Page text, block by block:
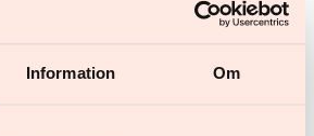
Information Om
por qué enfrentarte al estigma